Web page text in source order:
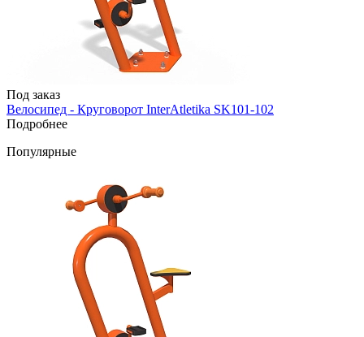
Под заказ
Велосипед - Круговорот InterAtletika SK101-102
Подробнее
Популярные